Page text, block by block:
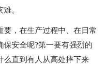
。
要，在生产过程中、在日常
安全呢?第一要有强烈的
么直到有人从高处摔下来